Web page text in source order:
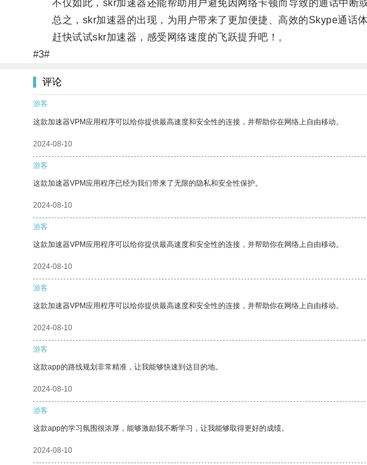
不仅如此，skr加速器还能帮助用户避免因网络卡顿而导致的通话中断
总之，skr加速器的出现，为用户带来了更加便捷、高效的Skype通话体
赶快试试skr加速器，感受网络速度的飞跃提升吧！。
#3#
评论
游客
这款加速器VPM应用程序可以给你提供最高速度和安全性的连接，并帮助你在网络上自由移动。
2024-08-10
游客
这款加速器VPM应用程序已经为我们带来了无限的隐私和安全性保护。
2024-08-10
游客
这款加速器VPM应用程序可以给你提供最高速度和安全性的连接，并帮助你在网络上自由移动。
2024-08-10
游客
这款加速器VPM应用程序可以给你提供最高速度和安全性的连接，并帮助你在网络上自由移动。
2024-08-10
游客
这款app的路线规划非常精准，让我能够快速到达目的地。
2024-08-10
游客
这款app的学习氛围很浓厚，能够激励我不断学习，让我能够取得更好的成绩。
2024-08-10